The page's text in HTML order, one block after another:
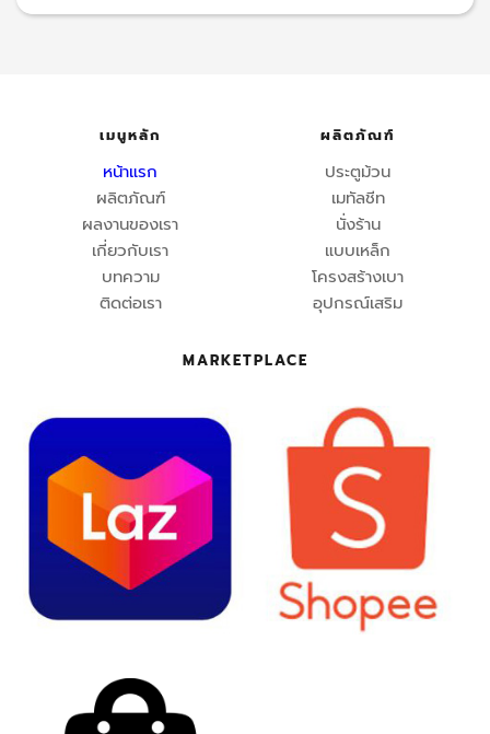
เมนูหลัก
หน้าแรก
ผลิตภัณฑ์
ผลงานของเรา
เกี่ยวกับเรา
บทความ
ติดต่อเรา
ผลิตภัณฑ์
ประตูม้วน
เมทัลชีท
นั่งร้าน
แบบเหล็ก
โครงสร้างเบา
อุปกรณ์เสริม
MARKETPLACE